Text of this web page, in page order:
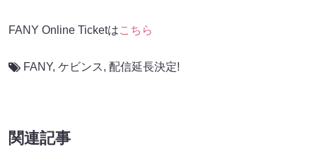
FANY Online Ticketはこちら
FANY, ケビンス, 配信延長決定!
関連記事